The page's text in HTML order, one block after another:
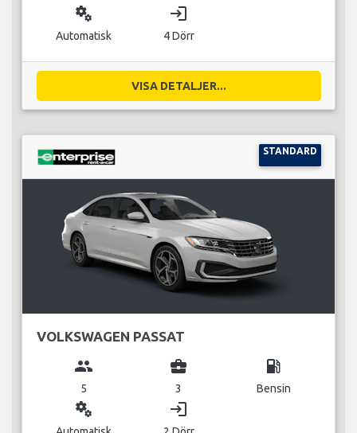
miscellaneous_services
Automatisk
login
4 Dörr
VISA DETALJER...
STANDARD
VOLKSWAGEN PASSAT
group
5
business_center
3
local_gas_station
Bensin
miscellaneous_services login